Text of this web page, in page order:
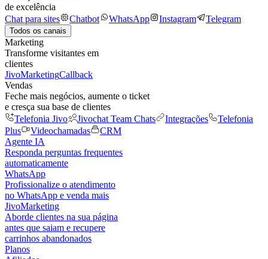
de excelência
Chat para sites
Chatbot WhatsApp Instagram Telegram
Todos os canais
Marketing
Transforme visitantes em
clientes
JivoMarketingCallback
Vendas
Feche mais negócios, aumente o ticket
e cresça sua base de clientes
Telefonia Jivo
Jivochat Team Chats Integrações
Telefonia
Plus
Videochamadas
CRM
Agente IA
Responda perguntas frequentes
automaticamente
WhatsApp
Profissionalize o atendimento
no WhatsApp e venda mais
JivoMarketing
Aborde clientes na sua página
antes que saiam e recupere
carrinhos abandonados
Planos